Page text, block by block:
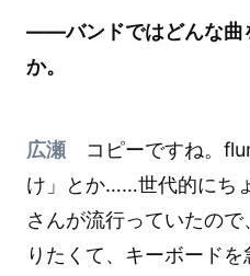
――バンドではどんな曲
か。
広瀬コピーですね。
け」とか……世代的にち
さんが流行っていたの
りたくて、キーボード